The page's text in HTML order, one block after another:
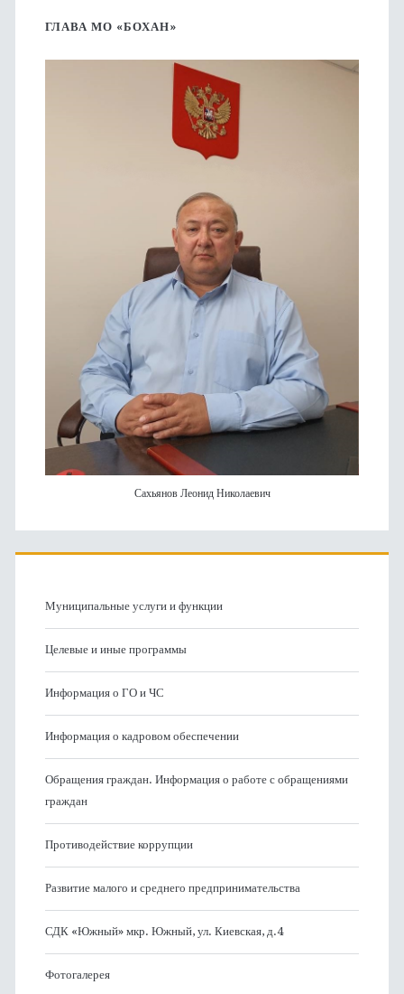
боковая
ГЛАВА МО «БОХАН»
Сахьянов Леонид Николаевич
Муниципальные услуги и функции
Целевые и иные программы
Информация о ГО и ЧС
Информация о кадровом обеспечении
Обращения граждан. Информация о работе с обращениями
граждан
Противодействие коррупции
Развитие малого и среднего предпринимательства
СДК «Южный» мкр. Южный, ул. Киевская, д.4
Фотогалерея